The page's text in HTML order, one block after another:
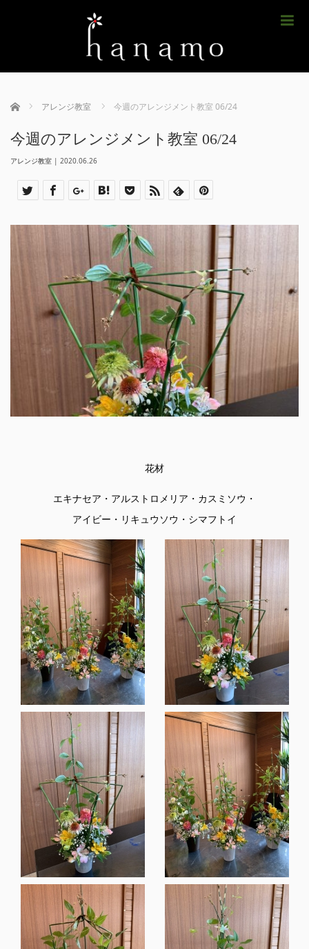
ホーム アレンジ教室 今週のアレンジメント教室 06/24
今週のアレンジメント教室 06/24
アレンジ教室 | 2020.06.26
花材
エキナセア・アルストロメリア・カスミソウ・
アイビー・リキュウソウ・シマフトイ